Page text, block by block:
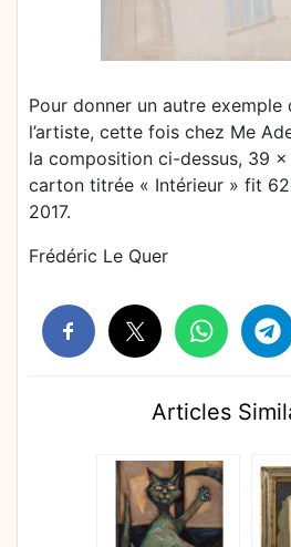
Pour donner un autre
l’artiste, cette fois chez Me
la composition ci-dessus, 39
carton titrée « Intérieur » fit
2017.
Frédéric Le Quer
Articles